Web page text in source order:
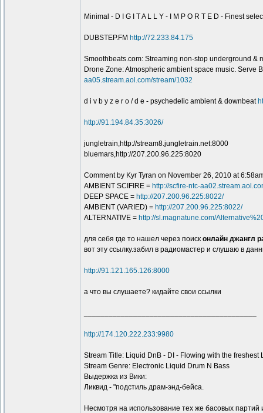
Minimal - D I G I T A L L Y - I M P O R T E D - Finest
DUBSTEP.FM http://72.233.84.175
Smoothbeats.com: Streaming non-stop underground &
Drone Zone: Atmospheric ambient space music. Serve
aa05.stream.aol.com/stream/1032
d i v b y z e r o / d e - psychedelic ambient & downbeat
http://91.194.84.35:3026/
jungletrain,http://stream8.jungletrain.net:8000
bluemars,http://207.200.96.225:8020
Comment by Kyr Tyran on November 26, 2010 at
AMBIENT SCIFIRE = http://scfire-ntc-
DEEP SPACE = http://207.200.96.225:8022/
AMBIENT (VARIED) = http://207.200.96.225:8022/
ALTERNATIVE = http://sl.magnatune.com/
для себя где то нашел через поиск онлайн джангл
вот эту ссылку.забил в радиомастер и слушаю в
http://91.121.165.126:8000
а что вы слушаете? кидайте свои ссылки
http://174.120.222.233:9980
Stream Title: Liquid DnB - DI - Flowing with the freshest
Stream Genre: Electronic Liquid Drum N Bass
Выдержка из Вики:
Ликвид - "подстиль драм-энд-бейса.
Несмотря на использование тех же басовых